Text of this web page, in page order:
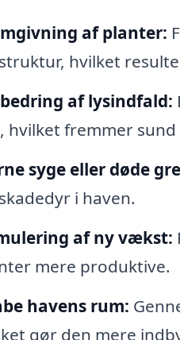
af planter:
hvilket
af lysindfald:
hvilket fremmer
syge eller døde
i haven.
af ny vækst:
mere produktive.
havens rum:
gør den mere